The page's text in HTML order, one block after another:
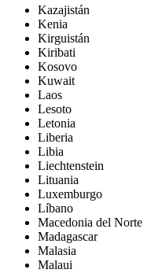
Kazajistán
Kenia
Kirguistán
Kiribati
Kosovo
Kuwait
Laos
Lesoto
Letonia
Liberia
Libia
Liechtenstein
Lituania
Luxemburgo
Líbano
Macedonia del Norte
Madagascar
Malasia
Malaui